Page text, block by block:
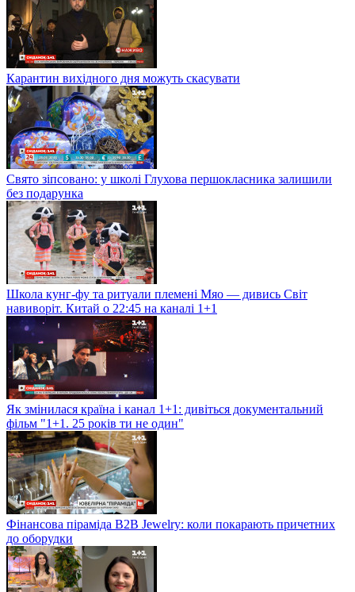
Карантин вихідного дня можуть скасувати
Свято зіпсовано: у школі Глухова першокласника залишили
без подарунка
Школа кунг-фу та ритуали племені Мяо — дивись Світ
навиворіт. Китай о 22:45 на каналі 1+1
Як змінилася країна і канал 1+1: дивіться документальний
фільм "1+1. 25 років ти не один"
Фінансова піраміда B2B Jewelry: коли покарають причетних
до оборудки